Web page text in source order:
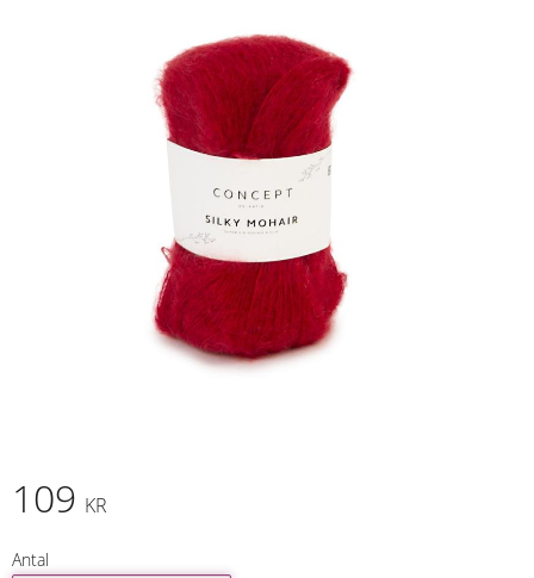
109 KR
Antal